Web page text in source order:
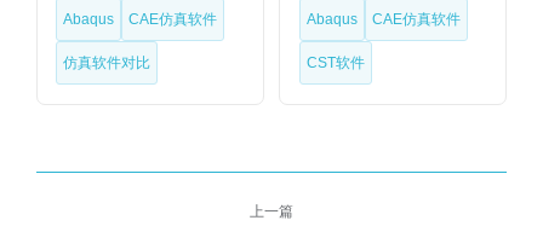
Abaqus CAE仿真软件
仿真软件对比
Abaqus CAE仿真软件
CST软件
上一篇